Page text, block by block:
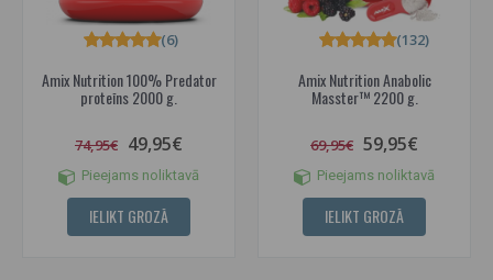
Amix Nutrition 100% Predator
proteīns 2000 g.
(6)
74,95€ 49,95€
Pieejams noliktavā
IELIKT GROZĀ
Amix Nutrition Anabolic
Masster™ 2200 g.
(132)
69,95€ 59,95€
Pieejams noliktavā
IELIKT GROZĀ